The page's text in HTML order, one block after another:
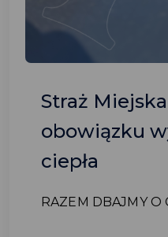
Straż
obowiązku
ciepła
RAZEM DBAJMY O